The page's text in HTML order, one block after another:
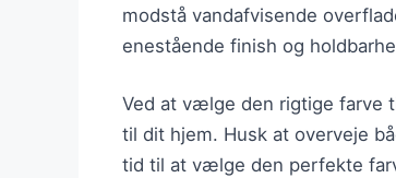
modstå vandafvisende
enestående finish og
Ved at vælge den rigtige farve
til dit hjem. Husk at overveje
tid til at vælge den perfekte